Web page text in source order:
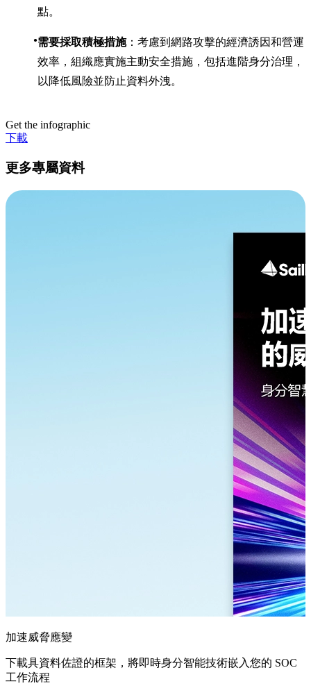
點。
需要採取積極措施：考慮到網路攻擊的經濟誘因和營運
效率，組織應實施主動安全措施，包括進階身分治理，
以降低風險並防止資料外洩。
Get the infographic
下載
更多專屬資料
加速威脅應變
下載具資料佐證的框架，將即時身分智能技術嵌入您的 SOC
工作流程